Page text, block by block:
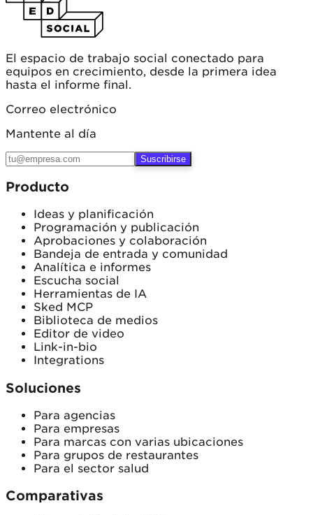
El espacio de trabajo social conectado para
equipos en crecimiento, desde la primera idea
hasta el informe final.
Correo electrónico
Mantente al día
Suscribirse
Producto
Ideas y planificación
Programación y publicación
Aprobaciones y colaboración
Bandeja de entrada y comunidad
Analítica e informes
Escucha social
Herramientas de IA
Sked MCP
Biblioteca de medios
Editor de video
Link-in-bio
Integrations
Soluciones
Para agencias
Para empresas
Para marcas con varias ubicaciones
Para grupos de restaurantes
Para el sector salud
Comparativas